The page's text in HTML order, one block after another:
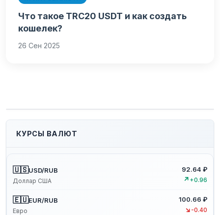
Что такое TRC20 USDT и как создать
кошелек?
26 Сен 2025
КУРСЫ ВАЛЮТ
🇺🇸USD/RUB
Доллар США
92.64 ₽
↗ +0.96
🇪🇺EUR/RUB
Евро
100.66 ₽
↘ -0.40